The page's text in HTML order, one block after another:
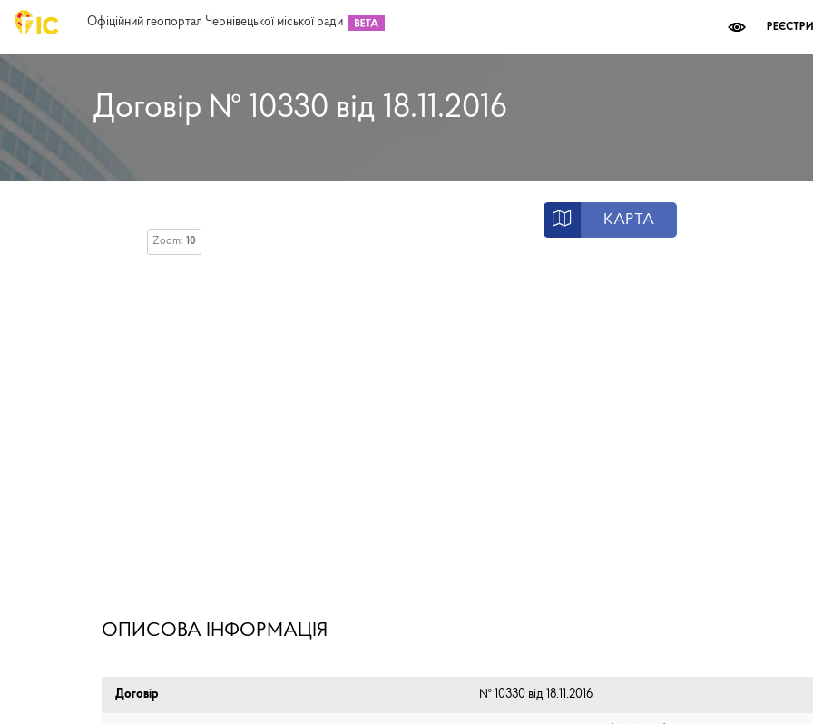
Офіційний геопортал Чернівецької міської ради РЕЄСТРИ
Договір № 10330 від 18.11.2016
КАРТА
Zoom: 10
ОПИСОВА ІНФОРМАЦІЯ
Договір № 10330 від 18.11.2016